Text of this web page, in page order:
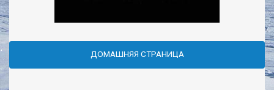
ДОМАШНЯЯ СТРАНИЦА